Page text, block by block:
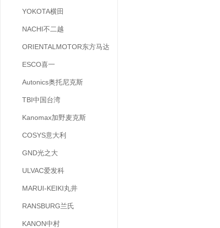
YOKOTA横田
NACHI不二越
ORIENTALMOTOR东方马达
ESCO喜一
Autonics奥托尼克斯
TBI中国台湾
Kanomax加野麦克斯
COSYS意大利
GND光之大
ULVAC爱发科
MARUI-KEIKI丸井
RANSBURG兰氏
KANON中村